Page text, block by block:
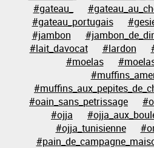
#gateau_
#gateau_portugais
#jambon
#lait_davocat
#lardon
#moelas
#oain_sans_petrissage
#ojja
#ojja_tunisienne